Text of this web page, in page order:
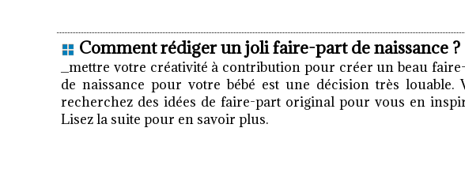
Comment rédiger un joli faire-part de naissance ?
_mettre votre créativité à contribution pour créer un beau
de naissance pour votre bébé est une décision très louable.
recherchez des idées de faire-part original pour vous en
Lisez la suite pour en savoir plus.